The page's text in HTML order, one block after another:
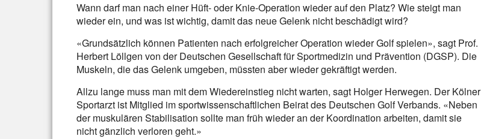
Wann darf man nach einer Hüft- oder Knie-Operation wieder auf den Platz? Wie steigt man
wieder ein, und was ist wichtig, damit das neue Gelenk nicht beschädigt wird?
«Grundsätzlich können Patienten nach erfolgreicher Operation wieder Golf spielen», sagt Prof.
Herbert Löllgen von der Deutschen Gesellschaft für Sportmedizin und Prävention (DGSP). Die
Muskeln, die das Gelenk umgeben, müssten aber wieder gekräftigt werden.
Allzu lange muss man mit dem Wiedereinstieg nicht warten, sagt Holger Herwegen. Der Kölner
Sportarzt ist Mitglied im sportwissenschaftlichen Beirat des Deutschen Golf Verbands. «Neben
der muskulären Stabilisation sollte man früh wieder an der Koordination arbeiten, damit sie
nicht gänzlich verloren geht.»